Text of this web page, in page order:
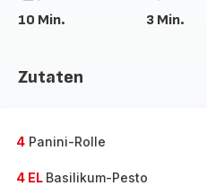
10 Min. 3 Min.
Zutaten
4 Panini-Rolle
4 EL Basilikum-Pesto